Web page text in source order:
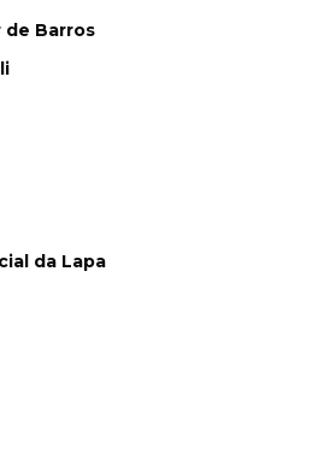
de Barros
da Lapa